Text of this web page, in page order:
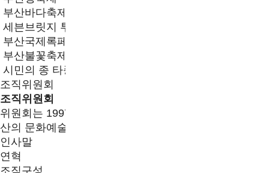
부산바다축제
세븐브릿지 투어
부산국제록페스티벌
부산불꽃축제
시민의 종 타종행사
조직위원회
조직위원회
위원회는 1997년 부산축제문화진흥회로 시작한 이후 부
산의 문화예술분야 발전에 큰 족적을 남기고 있습니다.
인사말
연혁
조직구성